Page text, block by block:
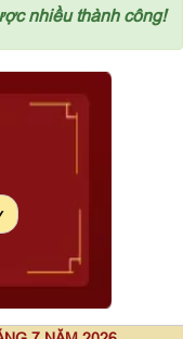
nhiều thành công!